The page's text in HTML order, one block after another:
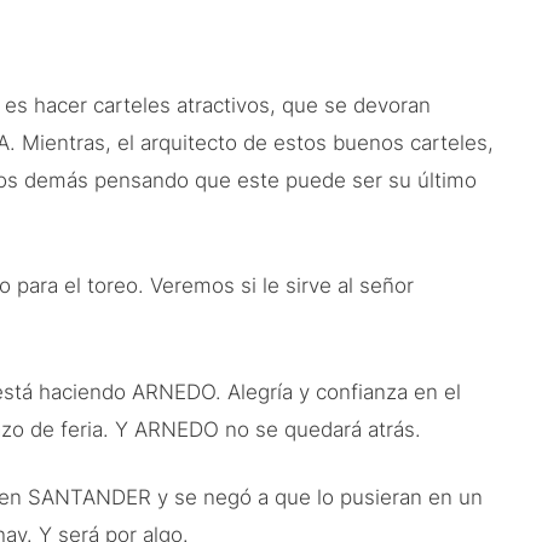
hacer carteles atractivos, que se devoran
Mientras, el arquitecto de estos buenos carteles,
demás pensando que este puede ser su último
para el toreo. Veremos si le sirve al señor
haciendo ARNEDO. Alegría y confianza en el
de feria. Y ARNEDO no se quedará atrás.
SANTANDER y se negó a que lo pusieran en un
Y será por algo.